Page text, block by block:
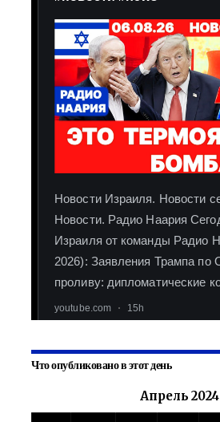
Что опубликовано в этот день
Апрель 2024